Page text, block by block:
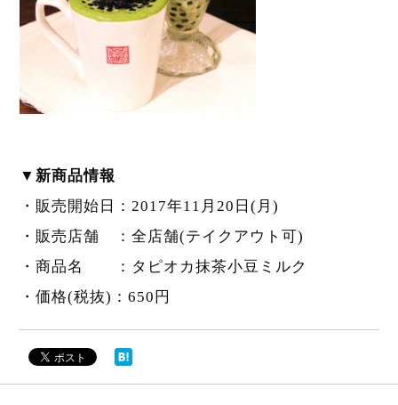
▼新商品情報
・販売開始日：2017年11月20日(月)
・販売店舗 ：全店舗(テイクアウト可)
・商品名 ：タピオカ抹茶小豆ミルク
・価格(税抜)：650円